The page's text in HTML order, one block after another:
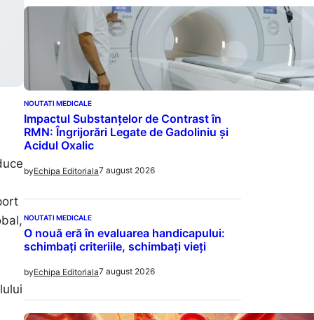
NOUTATI MEDICALE
Impactul Substanțelor de Contrast în
RMN: Îngrijorări Legate de Gadoliniu și
Acidul Oxalic
byEchipa Editoriala7 august 2026
NOUTATI MEDICALE
O nouă eră în evaluarea handicapului:
schimbați criteriile, schimbați vieți
byEchipa Editoriala7 august 2026